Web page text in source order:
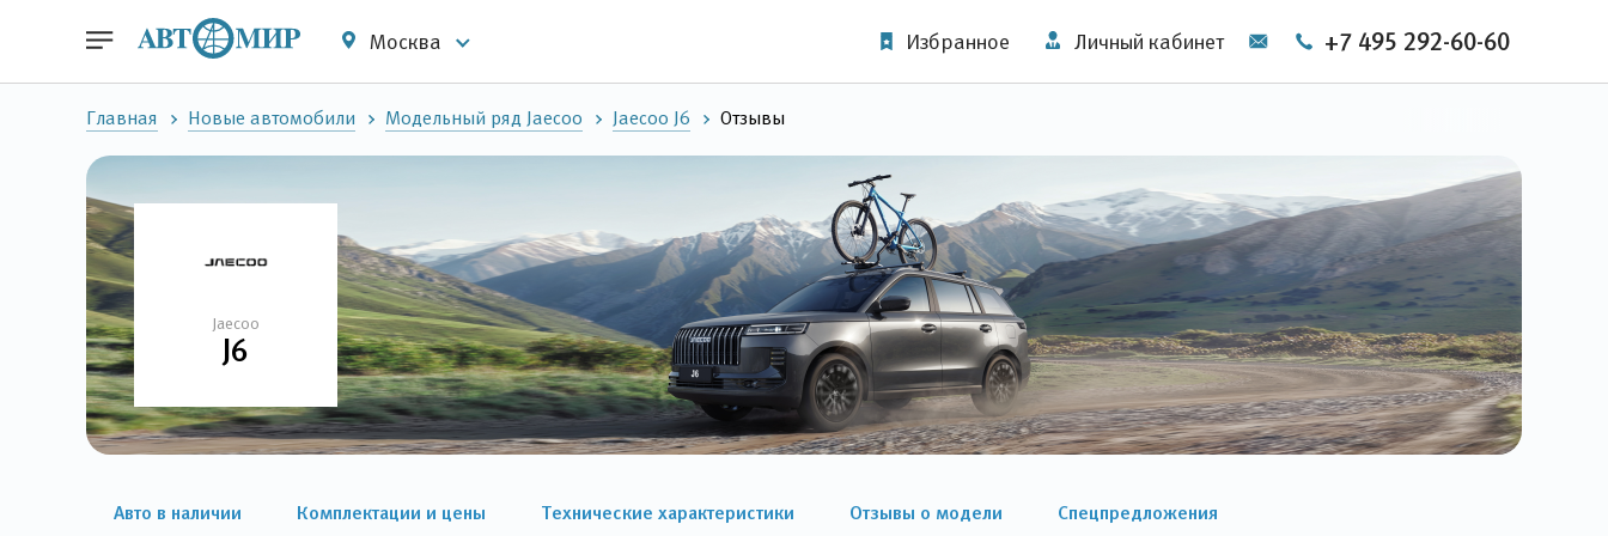
Москва Избранное Личный кабинет +7 495 292-60-60
Главная Новые автомобили Модельный ряд Jaecoo Jaecoo J6 Отзывы
Jaecoo
J6
Авто в наличии Комплектации и цены Технические характеристики Отзывы о модели Спецпредложения